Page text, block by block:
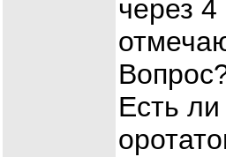
через
Есть